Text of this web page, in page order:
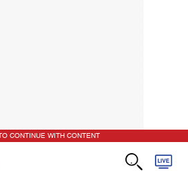
CONTINUE WITH CONTENT